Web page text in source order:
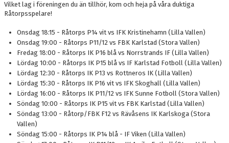
Vilket lag i föreningen du än tillhör, kom och heja på våra duktiga
Råtorpsspelare!
Onsdag 18:15 - Råtorps P14 vit vs IFK Kristinehamn (Lilla Vallen)
Onsdag 19:00 - Råtorps P11/12 vs FBK Karlstad (Stora Vallen)
Fredag 18:00 - Råtorps IK P16 blå vs Norrstrands IF (Lilla Vallen)
Lördag 10:00 - Råtorps IK P15 blå vs IF Karlstad Fotboll (Lilla Vallen)
Lördag 12:30 - Råtorps IK P13 vs Rottneros IK (Lilla Vallen)
Lördag 15:30 - Råtorps IK P16 vit vs IFK Skoghall (Lilla Vallen)
Lördag 16:00 - Råtorps IK P11/12 vs IFK Sunne Fotboll (Stora Vallen)
Söndag 10:00 - Råtorps IK P15 vit vs FBK Karlstad (Lilla Vallen)
Söndag 13:00 - Råtorp/FBK F12 vs Rävåsens IK Karlskoga (Stora
Vallen)
Söndag 15:00 - Råtorps IK P14 blå - IF Viken (Lilla Vallen)